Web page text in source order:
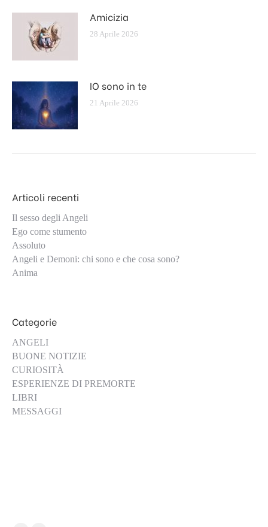
Amicizia
28 Aprile 2026
IO sono in te
21 Aprile 2026
Articoli recenti
Il sesso degli Angeli
Ego come stumento
Assoluto
Angeli e Demoni: chi sono e che cosa sono?
Anima
Categorie
ANGELI
BUONE NOTIZIE
CURIOSITÀ
ESPERIENZE DI PREMORTE
LIBRI
MESSAGGI